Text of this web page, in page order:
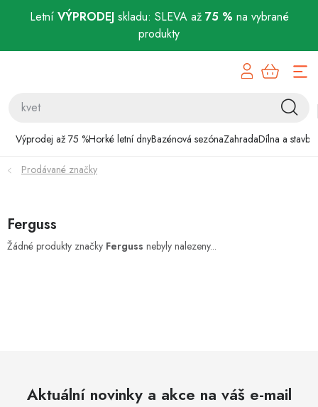
Letní VÝPRODEJskladu: SLEVA až 75 % na vybrané
produkty
Výprodej až 75 %Horké letní dnyBazénová sezónaZahradaDílna a stavba
Bazénová sezóna
Zahrada
Domácnost
Novinky
Prodávané značky
Ferguss
Žádné produkty značky Ferguss nebyly nalezeny...
Aktuální novinky a akce na váš e-mail